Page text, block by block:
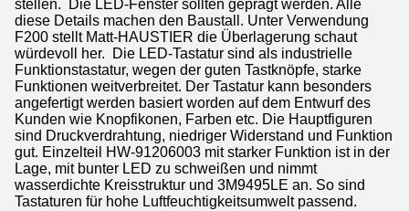
stellen. Die LED-Fenster sollten geprägt werden. Alle
diese Details machen den Baustall. Unter Verwendung
F200 stellt Matt-HAUSTIER die Überlagerung schaut
würdevoll her. Die LED-Tastatur sind als industrielle
Funktionstastatur, wegen der guten Tastknöpfe, starke
Funktionen weitverbreitet. Der Tastatur kann besonders
angefertigt werden basiert worden auf dem Entwurf des
Kunden wie Knopfikonen, Farben etc. Die Hauptfiguren
sind Druckverdrahtung, niedriger Widerstand und Funktion
gut. Einzelteil HW-91206003 mit starker Funktion ist in der
Lage, mit bunter LED zu schweißen und nimmt
wasserdichte Kreisstruktur und 3M9495LE an. So sind
Tastaturen für hohe Luftfeuchtigkeitsumwelt passend.